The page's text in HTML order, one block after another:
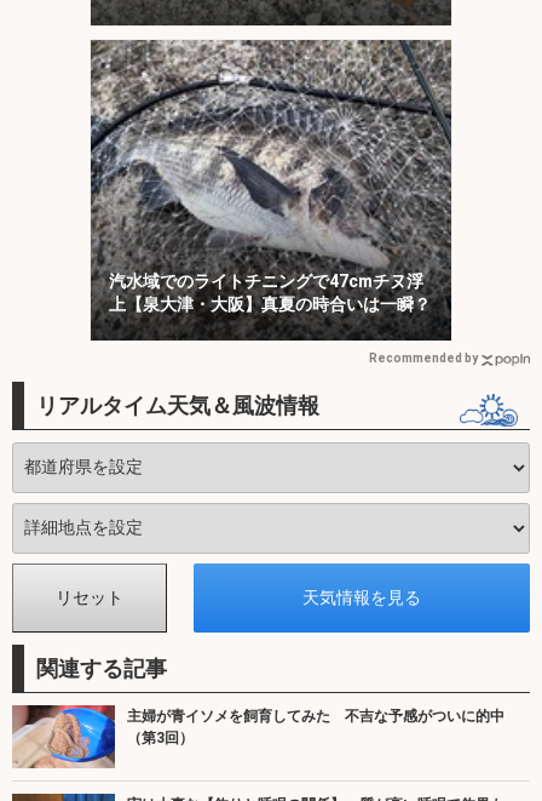
オススメ？
汽水域でのライトチニングで47cmチヌ浮
上【泉大津・大阪】真夏の時合いは一瞬？
Recommended by
リアルタイム天気＆風波情報
関連する記事
主婦が青イソメを飼育してみた 不吉な予感がついに的中
（第3回）